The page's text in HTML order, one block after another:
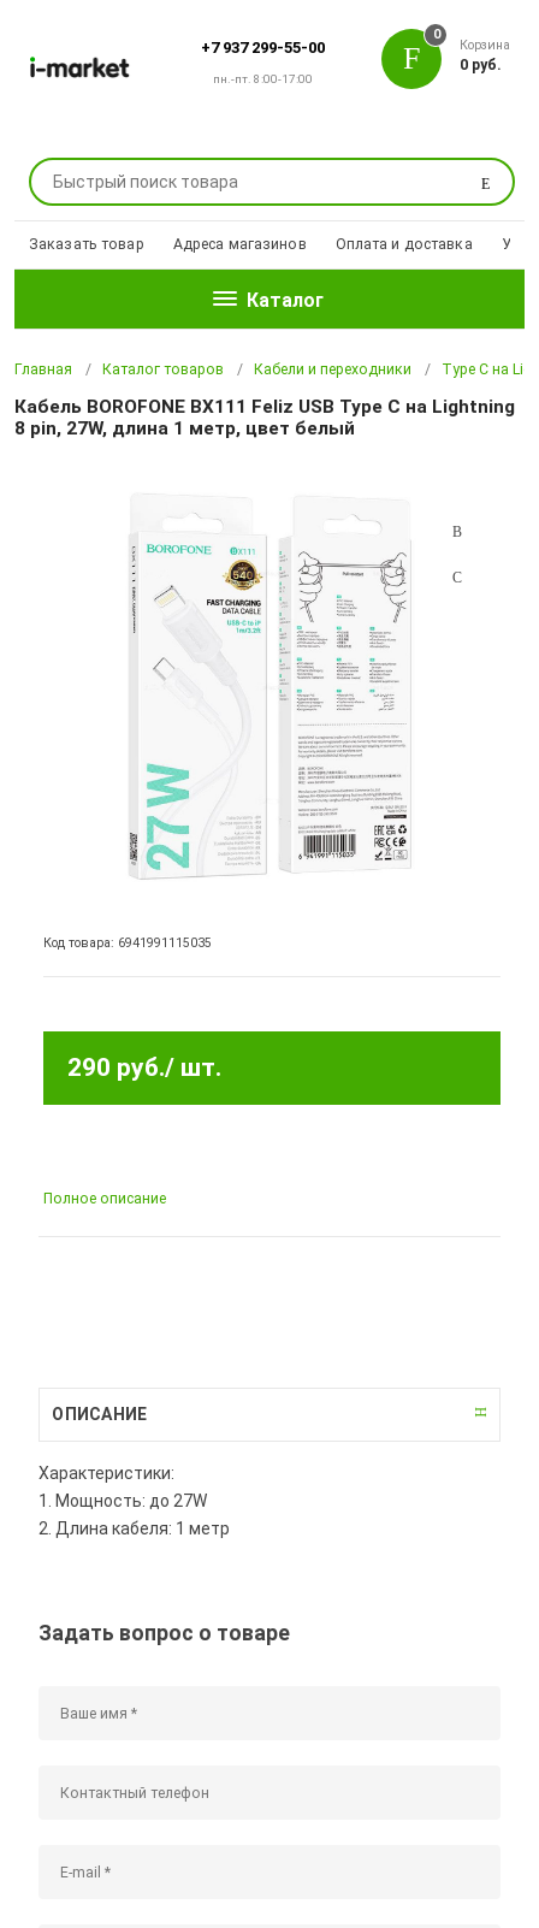
+7 937 299-55-00
пн.-пт. 8:00-17:00
Поиск
0
Корзина
0 руб.
Заказать товар Адреса магазинов Оплата и доставка
Каталог
Главная Каталог товаров Кабели и переходники Type C на
Кабель BOROFONE BX111 Feliz USB Type C на Lightning
8 pin, 27W, длина 1 метр, цвет белый
Код товара: 6941991115035
290 руб./ шт.
Полное описание
ОПИСАНИЕ
Характеристики:
1. Мощность: до 27W
2. Длина кабеля: 1 метр
Задать вопрос о товаре